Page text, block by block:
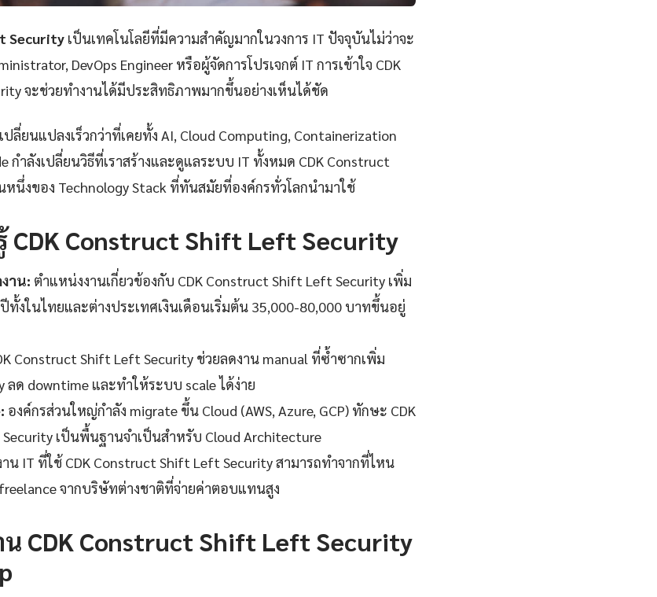
Security เป็นเทคโนโลยีที่มีความสำคัญมากในวงการ IT ปัจจุบันไม่ว่าจะ
DevOps Engineer หรือผู้จัดการโปรเจกต์ IT การเข้าใจ CDK
จะช่วยทำงานได้มีประสิทธิภาพมากขึ้นอย่างเห็นได้ชัด
ปลี่ยนแปลงเร็วกว่าที่เคยทั้ง AI, Cloud Computing, Containerization
กำลังเปลี่ยนวิธีที่เราสร้างและดูแลระบบ IT ทั้งหมด CDK Construct
นึ่งของ Technology Stack ที่ทันสมัยที่องค์กรทั่วโลกนำมาใช้
CDK Construct Shift Left Security
าน: ตำแหน่งงานเกี่ยวข้องกับ CDK Construct Shift Left Security เพิ่ม
ทั้งในไทยและต่างประเทศเงินเดือนเริ่มต้น 35,000-80,000 บาทขึ้นอยู่
Construct Shift Left Security ช่วยลดงาน manual ที่ซ้ำซากเพิ่ม
ลด downtime และทำให้ระบบ scale ได้ง่าย
องค์กรส่วนใหญ่กำลัง migrate ขึ้น Cloud (AWS, Azure, GCP) ทักษะ CDK
เป็นพื้นฐานจำเป็นสำหรับ Cloud Architecture
าน IT ที่ใช้ CDK Construct Shift Left Security สามารถทำจากที่ไหน
จากบริษัทต่างชาติที่จ่ายค่าตอบแทนสูง
น CDK Construct Shift Left Security